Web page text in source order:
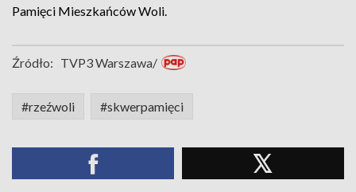
Pamięci Mieszkańców Woli.
Źródło: TVP3 Warszawa/
#rzeźwoli #skwerpamięci